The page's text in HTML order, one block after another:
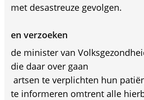
met desastreuze gevolgen.
en verzoeken
de minister van
die daar over gaan
 artsen te verplichten hun
te informeren omtrent alle